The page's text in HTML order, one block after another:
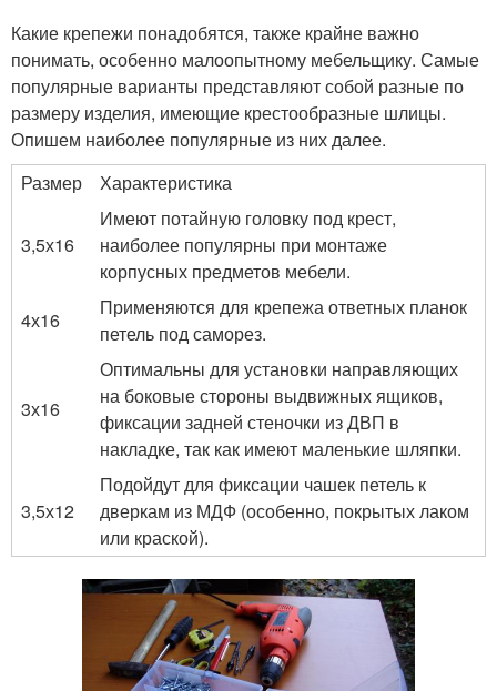
Какие крепежи понадобятся, также крайне важно
понимать, особенно малоопытному мебельщику. Самые
популярные варианты представляют собой разные по
размеру изделия, имеющие крестообразные шлицы.
Опишем наиболее популярные из них далее.
Размер
Характеристика
3,5х16
Имеют потайную головку под крест,
наиболее популярны при монтаже
корпусных предметов мебели.
4х16
Применяются для крепежа ответных планок
петель под саморез.
3х16
Оптимальны для установки направляющих
на боковые стороны выдвижных ящиков,
фиксации задней стеночки из ДВП в
накладке, так как имеют маленькие шляпки.
3,5х12
Подойдут для фиксации чашек петель к
дверкам из МДФ (особенно, покрытых лаком
или краской).